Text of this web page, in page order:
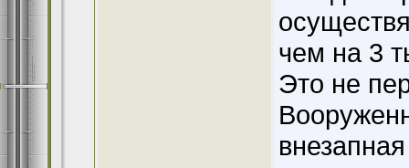
чем на 3
Это не